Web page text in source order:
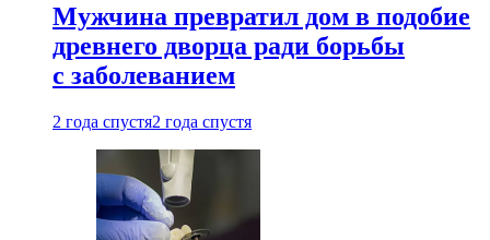
Мужчина превратил дом в подобие
древнего дворца ради борьбы
с заболеванием
2 года спустя2 года спустя